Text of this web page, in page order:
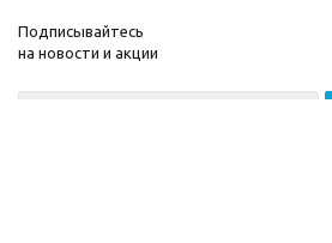
Подписывайтесь
на новости и акции